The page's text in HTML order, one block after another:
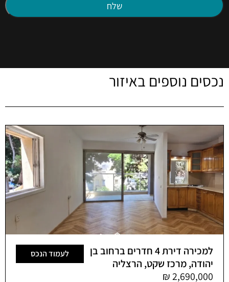
נכסים נוספים באיזור
למכירה דירת 4 חדרים ברחוב בן
יהודה, מרכז שקט, הרצליה
לעמוד הנכס